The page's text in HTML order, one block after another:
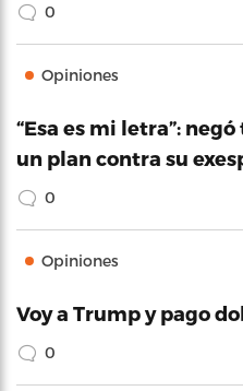
0
Opiniones
“Esa es mi letra”:
un plan contra su
0
Opiniones
Voy a Trump y pago
0